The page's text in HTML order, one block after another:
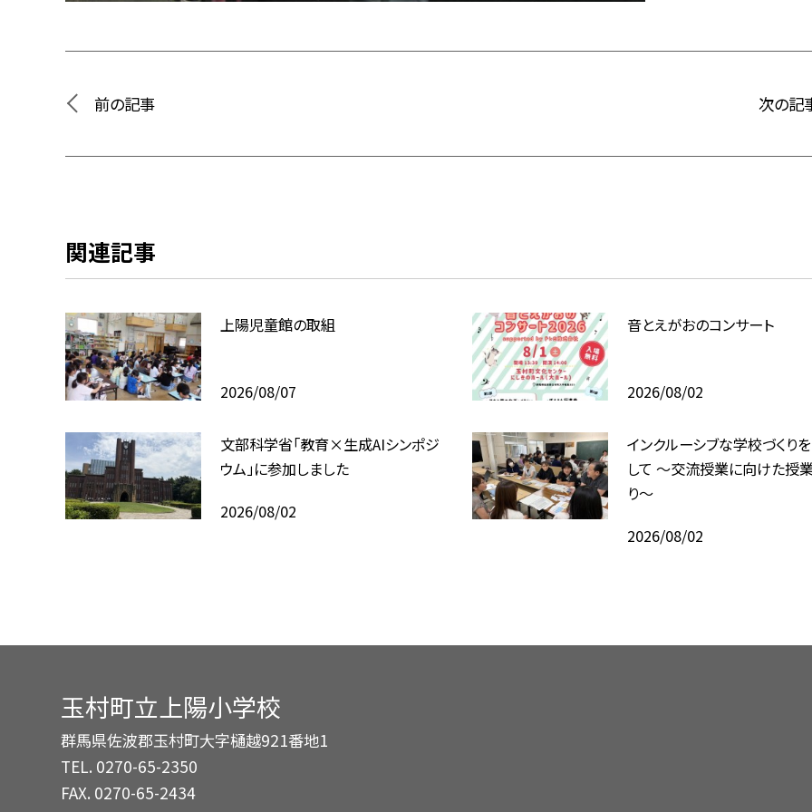
前の記事 次の記
関連記事
上陽児童館の取組
2026/08/07
音とえがおのコンサート
2026/08/02
文部科学省「教育×生成AIシンポジ
ウム」に参加しました
2026/08/02
インクルーシブな学校づくり
して ～交流授業に向けた授
り～
2026/08/02
玉村町立上陽小学校
群馬県佐波郡玉村町大字樋越921番地1
TEL. 0270-65-2350
FAX. 0270-65-2434